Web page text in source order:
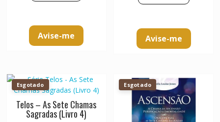
Avise-me Avise-me
Esgotado
Telos – As Sete Chamas
Sagradas (Livro 4)
Esgotado